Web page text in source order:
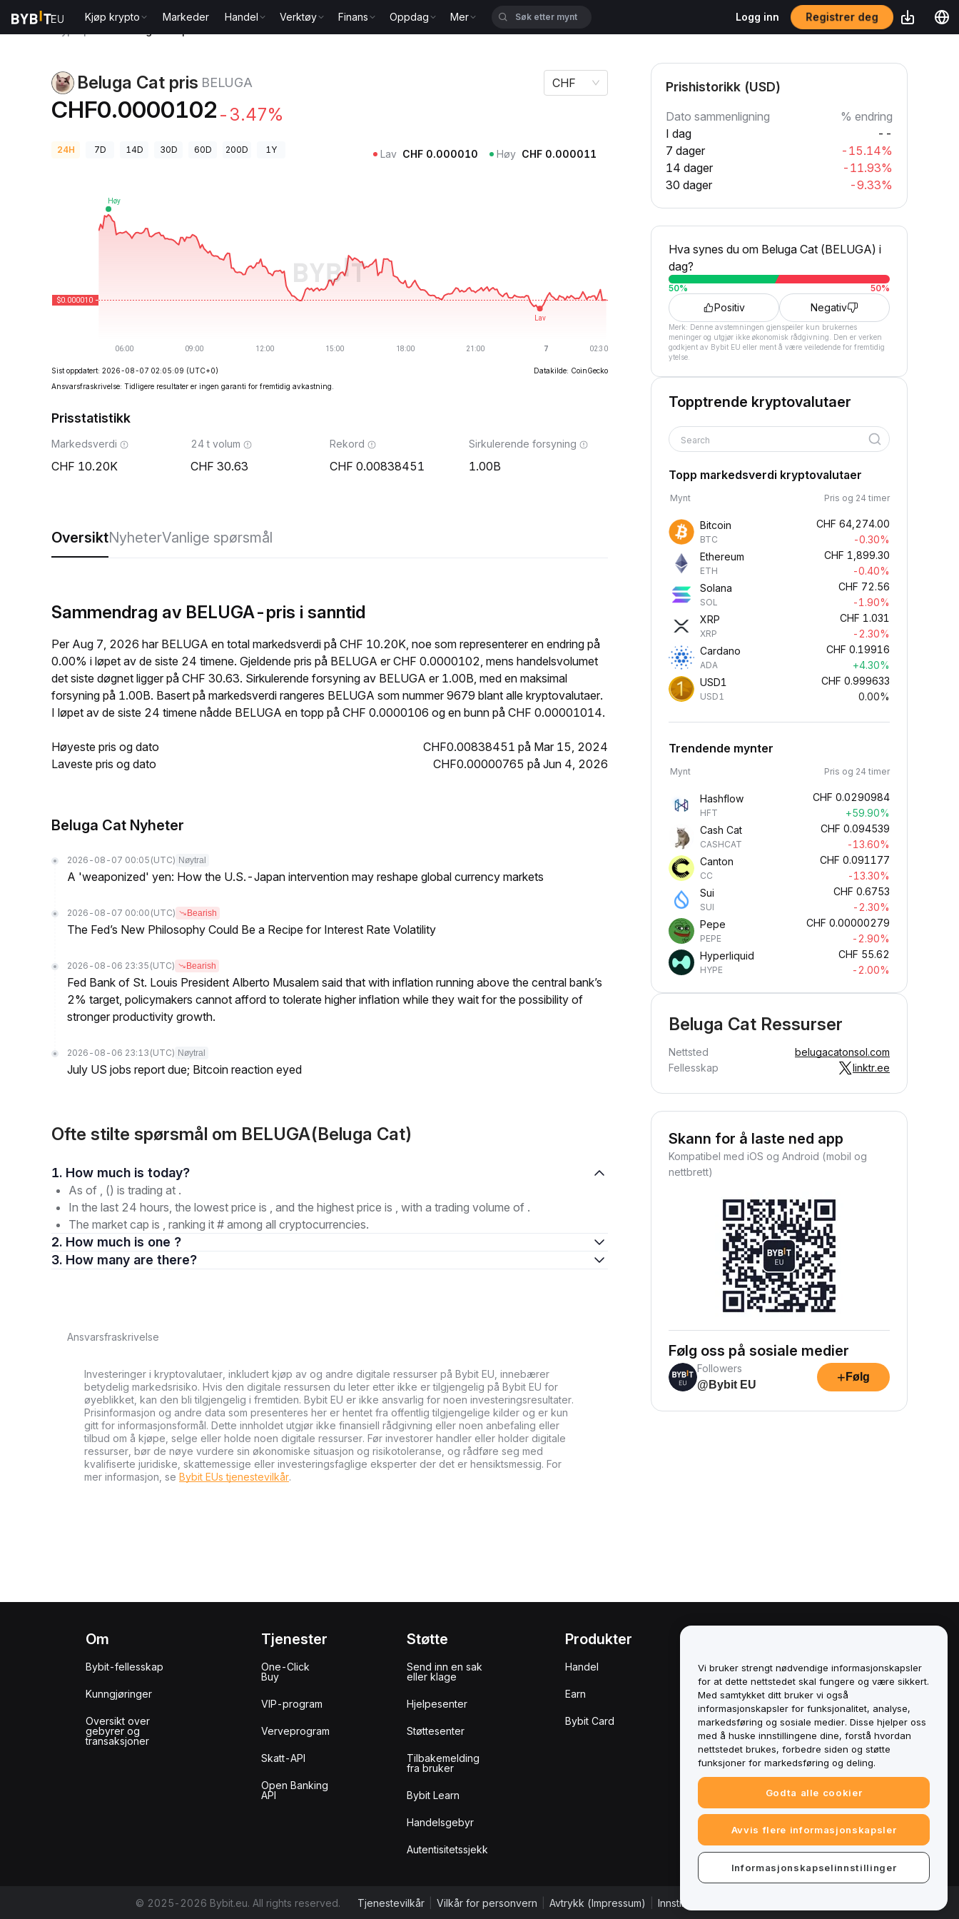
Kjøp krypto Markeder Handel Verktøy Finans Oppdag Mer Logg inn Registrer deg
Beluga Cat pris BELUGA
CHF0.0000102 -3.47%
CHF
24H 7D 14D 30D 60D 200D 1Y Lav CHF 0.000010 Høy CHF 0.000011
Sist oppdatert: 2026-08-07 02:05:09 (UTC+0)
Datakilde: CoinGecko
Ansvarsfraskrivelse: Tidligere resultater er ingen garanti for fremtidig avkastning.
Prisstatistikk
Markedsverdi
10.20K
24 t volum
30.63
Rekord
0.00838451
Sirkulerende forsyning
1.00B
OversiktNyheterVanlige spørsmål
Sammendrag av BELUGA-pris i sanntid
Per Aug 7, 2026 har BELUGA en total markedsverdi på CHF 10.20K, noe som representerer en endring på
0.00% i løpet av de siste 24 timene. Gjeldende pris på BELUGA er CHF 0.0000102, mens handelsvolumet
det siste døgnet ligger på CHF 30.63. Sirkulerende forsyning av BELUGA er 1.00B, med en maksimal
forsyning på 1.00B. Basert på markedsverdi rangeres BELUGA som nummer 9679 blant alle kryptovalutaer.
I løpet av de siste 24 timene nådde BELUGA en topp på CHF 0.0000106 og en bunn på CHF 0.00001014.
Høyeste pris og dato
CHF0.00838451 på Mar 15, 2024
Laveste pris og dato
CHF0.00000765 på Jun 4, 2026
Beluga Cat Nyheter
2026-08-07 00:05 (UTC) Nøytral
A 'weaponized' yen: How the U.S.-Japan intervention may reshape global currency markets
2026-08-07 00:00 (UTC) Bearish
The Fed’s New Philosophy Could Be a Recipe for Interest Rate Volatility
2026-08-06 23:35 (UTC) Bearish
Fed Bank of St. Louis President Alberto Musalem said that with inflation running above the central bank’s
2% target, policymakers cannot afford to tolerate higher inflation while they wait for the possibility of
stronger productivity growth.
2026-08-06 23:13 (UTC) Nøytral
July US jobs report due; Bitcoin reaction eyed
Ofte stilte spørsmål om BELUGA(Beluga Cat)
1. How much is today?
As of , () is trading at .
In the last 24 hours, the lowest price is , and the highest price is , with a trading volume of .
The market cap is , ranking it # among all cryptocurrencies.
2. How much is one ?
3. How many are there?
Ansvarsfraskrivelse
Investeringer i kryptovalutaer, inkludert kjøp av og andre digitale ressurser på Bybit EU, innebærer
betydelig markedsrisiko. Hvis den digitale ressursen du leter etter ikke er tilgjengelig på Bybit EU for
øyeblikket, kan den bli tilgjengelig i fremtiden. Bybit EU er ikke ansvarlig for noen investeringsresultater.
Prisinformasjon og andre data som presenteres her er hentet fra offentlig tilgjengelige kilder og er kun
gitt for informasjonsformål. Dette innholdet utgjør ikke finansiell rådgivning eller noen anbefaling eller
tilbud om å kjøpe, selge eller holde noen digitale ressurser. Før investorer handler eller holder digitale
ressurser, bør de nøye vurdere sin økonomiske situasjon og risikotoleranse, og rådføre seg med
kvalifiserte juridiske, skattemessige eller investeringsfaglige eksperter der det er hensiktsmessig. For
mer informasjon, se Bybit EUs tjenestevilkår.
Prishistorikk (USD)
Dato sammenligning
% endring
I dag
--
7 dager
-15.14%
14 dager
-11.93%
30 dager
-9.33%
Hva synes du om Beluga Cat (BELUGA) i
dag?
50% 50%
Positiv Negativ
Merk: Denne avstemningen gjenspeiler kun brukernes
meninger og utgjør ikke økonomisk rådgivning. Den er verken
godkjent av Bybit EU eller ment å være veiledende for fremtidig
ytelse.
Topptrende kryptovalutaer
Search
Topp markedsverdi kryptovalutaer
Mynt Pris og 24 timer
Bitcoin
BTC
CHF 64,274.00
-0.30%
Ethereum
ETH
CHF 1,899.30
-0.40%
Solana
SOL
CHF 72.56
-1.90%
XRP
XRP
CHF 1.031
-2.30%
Cardano
ADA
CHF 0.19916
+4.30%
USD1
USD1
CHF 0.999633
0.00%
Trendende mynter
Mynt Pris og 24 timer
Hashflow
HFT
CHF 0.0290984
+59.90%
Cash Cat
CASHCAT
CHF 0.094539
-13.60%
Canton
CC
CHF 0.091177
-13.30%
Sui
SUI
CHF 0.6753
-2.30%
Pepe
PEPE
CHF 0.00000279
-2.90%
Hyperliquid
HYPE
CHF 55.62
-2.00%
Beluga Cat Ressurser
Nettsted
belugacatonsol.com
Fellesskap
linktr.ee
Skann for å laste ned app
Kompatibel med iOS og Android (mobil og
nettbrett)
Følg oss på sosiale medier
Followers
@Bybit EU
+ Følg
Om
Bybit-fellesskap
Kunngjøringer
Oversikt over
gebyrer og
transaksjoner
Tjenester
One-Click
Buy
VIP-program
Verveprogram
Skatt-API
Open Banking
API
Støtte
Send inn en sak
eller klage
Hjelpesenter
Støttesenter
Tilbakemelding
fra bruker
Bybit Learn
Handelsgebyr
Autentisitetssjekk
Produkter
Handel
Earn
Bybit Card
Retningslinjer for
interessekonflikter
Sammendrag av retningslinjene for
oppbevaring og administrasjon
ESG-informasjon
Crypto-Asset White Papers
© 2025-2026 Bybit.eu. All rights reserved. Tjenestevilkår Vilkår for personvern Avtrykk (Impressum) Innstillinger for informasjonskapsler
Vi bruker strengt nødvendige informasjonskapsler
for at dette nettstedet skal fungere og være sikkert.
Med samtykket ditt bruker vi også
informasjonskapsler for funksjonalitet, analyse,
markedsføring og sosiale medier. Disse hjelper oss
med å huske innstillingene dine, forstå hvordan
nettstedet brukes, forbedre siden og støtte
funksjoner for markedsføring og deling.
Godta alle cookier
Avvis flere informasjonskapsler
Informasjonskapselinnstillinger